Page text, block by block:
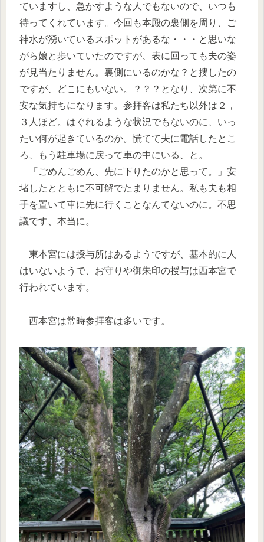
ていますし、急かすような人でもないので、いつも
待ってくれています。今回も本殿の裏側を周り、ご
神水が湧いているスポットがあるな・・・と思いな
がら娘と歩いていたのですが、表に回っても夫の姿
が見当たりません。裏側にいるのかな？と捜したの
ですが、どこにもいない。？？？となり、次第に不
安な気持ちになります。参拝客は私たち以外は２，
３人ほど。はぐれるような状況でもないのに、いっ
たい何が起きているのか。慌てて夫に電話したとこ
ろ、もう駐車場に戻って車の中にいる、と。
「ごめんごめん、先に下りたのかと思って。」安
堵したとともに不可解でたまりません。私も夫も相
手を置いて車に先に行くことなんてないのに。不思
議です、本当に。
東本宮には授与所はあるようですが、基本的に人
はいないようで、お守りや御朱印の授与は西本宮で
行われています。
西本宮は常時参拝客は多いです。